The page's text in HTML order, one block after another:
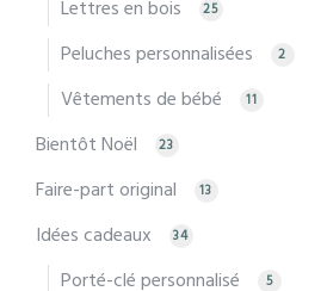
Lettres en bois 25
Peluches personnalisées 2
Vêtements de bébé 11
Bientôt Noël 23
Faire-part original 13
Idées cadeaux 34
Porté-clé personnalisé 5